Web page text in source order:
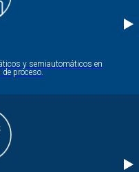
y semiautomáticos en
proceso.